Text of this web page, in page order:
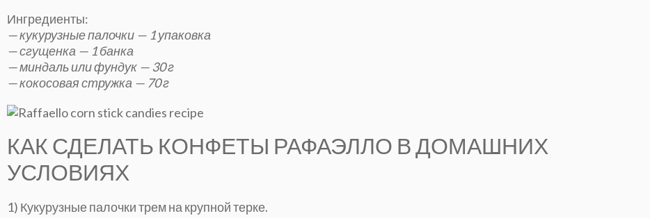
Ингредиенты:
— кукурузные палочки — 1 упаковка
— сгущенка — 1 банка
— миндаль или фундук — 30 г
— кокосовая стружка — 70 г
КАК СДЕЛАТЬ КОНФЕТЫ РАФАЭЛЛО В ДОМАШНИХ
УСЛОВИЯХ
1) Кукурузные палочки трем на крупной терке.